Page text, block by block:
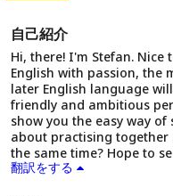
自己紹介
Hi, there! I'm Stefan. Nice
English with passion, the
later English language
friendly and ambitious
show you the easy way
about practising
the same time? Hope to
翻訳をする